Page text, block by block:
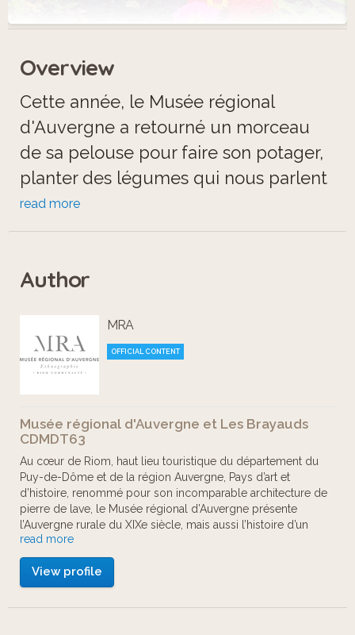
Overview
Cette année, le Musée régional
d'Auvergne a retourné un morceau
de sa pelouse pour faire son potager,
planter des légumes qui nous parlent
de l'Auvergne, de son histoire, de ses
savoir-faire et de ses habitants. Ce
du musée vous permet d'apprendre
son potager. Les réponses aux
questions sont à retirer au fond des
permettra au final d'identifier le nom
d'un légume, à moins que ce soit
celui d'un fruit.
Ce petit parcours vous est proposé
par l'équipe du Musée régional
d'Auvergne en partenariat avec Les
Brayauds, CDMDT 63, dans le cadre
read more
Author
MRA
OFFICIAL CONTENT
Musée régional d'Auvergne et Les Brayauds
CDMDT63
Au cœur de Riom, haut lieu touristique du département du
Puy-de-Dôme et de la région Auvergne, Pays d’art et
d’histoire, renommé pour son incomparable architecture de
pierre de lave, le Musée régional d’Auvergne présente
l’Auvergne rurale du XIXe siècle, mais aussi l’histoire d’un
territoire et de ses habitants. Les collections de ce musée
sont installées dans un ancien hôtel particulier du XVIIIe
siècle.
Elles relatent principalement la vie du monde rural au XIXe
siècle dans ce que les historiens appellent « l’Ancienne
read more
View profile